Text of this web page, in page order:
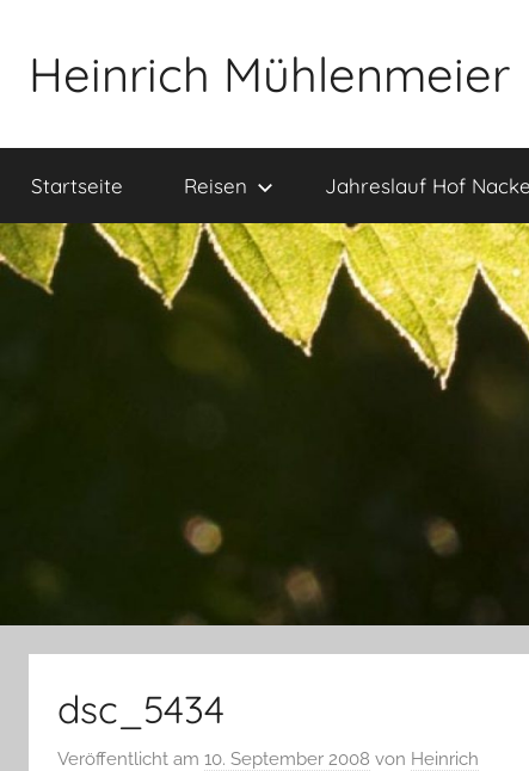
springen
Heinrich Mühlenmeier
zu
Glauben,
Fotografie,
…
Startseite Reisen Jahreslauf Hof Nacke
dsc_5434
Veröffentlicht am 10. September 2008 von Heinrich